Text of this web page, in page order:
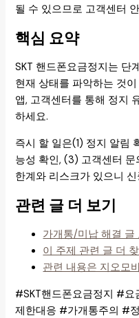
될 수 있으므로 고객센터
핵심 요약
SKT 핸드폰요금정지는 단
현재 상태를 파악하는 것
앱, 고객센터를 통해 정지
하세요.
즉시 할 일은(1) 정지 알림
능성 확인, (3) 고객센터
한계와 리스크가 있으니
관련 글 더 보기
가개통/미납 해결 글
이 주제 관련 글 더 찾
관련 내용은 지오모
#SKT핸드폰요금정지 #
제한대응 #가개통주의 #